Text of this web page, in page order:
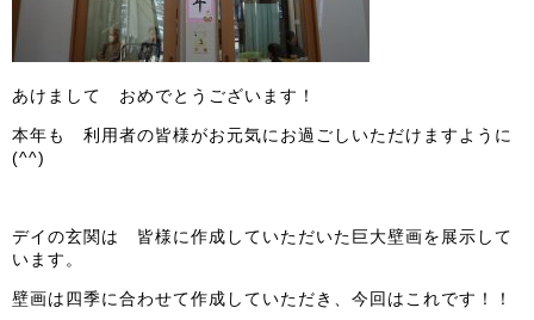
あけまして おめでとうございます！
本年も 利用者の皆様がお元気にお過ごしいただけますように
(^^)
デイの玄関は 皆様に作成していただいた巨大壁画を展示して
います。
壁画は四季に合わせて作成していただき、今回はこれです！！